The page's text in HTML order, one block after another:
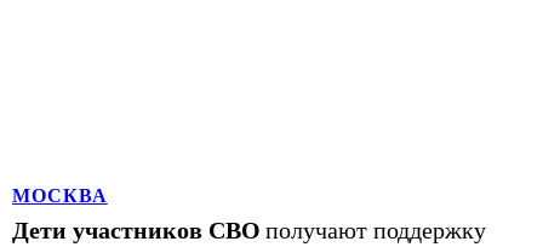
МОСКВА
Дети участников СВО получают поддержку